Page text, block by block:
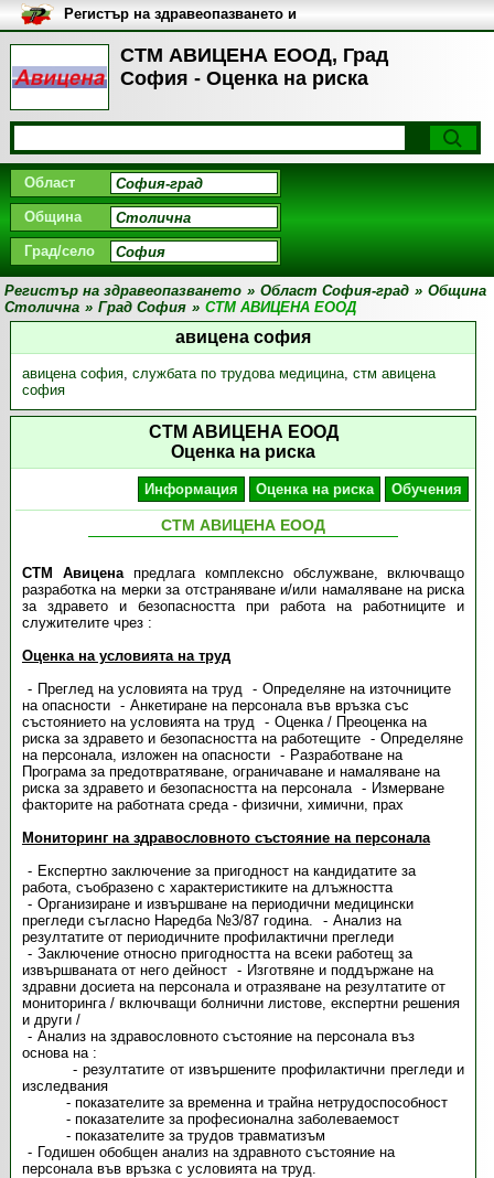
СТМ АВИЦЕНА ЕООД, Град
София - Оценка на риска
Регистър на здравеопазването и
медицинските заведения в
България
Област
Община
Град/село
Регистър на здравеопазването » Област София-град » Община
Столична » Град София » СТМ АВИЦЕНА ЕООД
авицена софия
авицена софия, службата по трудова медицина, стм авицена
софия
СТМ АВИЦЕНА ЕООД
Оценка на риска
Информация Оценка на риска Обучения
СТМ АВИЦЕНА ЕООД
СТМ Авиценапредлага комплексно обслужване, включващо
разработка на мерки за отстраняване и/или намаляване на риска
за здравето и безопасността при работа на работниците и
служителите чрез :
Оценка на условията на труд
Преглед на условията на труд
Определяне на източниците
на опасности
Анкетиране на персонала във връзка със
състоянието на условията на труд
Оценка / Преоценка на
риска за здравето и безопасността на работещите
Определяне
на персонала, изложен на опасности
Разработване на
Програма за предотвратяване, ограничаване и намаляване на
риска за здравето и безопасността на персонала
Измерване
факторите на работната среда - физични, химични, прах
Мониторинг на здравословното състояние на персонала
Експертно заключение за пригодност на кандидатите за
работа, съобразено с характеристиките на длъжността
Организиране и извършване на периодични медицински
прегледи съгласно Наредба №3/87 година.
Анализ на
резултатите от периодичните профилактични прегледи
Заключение относно пригодността на всеки работещ за
извършваната от него дейност
Изготвяне и поддържане на
здравни досиета на персонала и отразяване на резултатите от
мониторинга / включващи болнични листове, експертни решения
и други /
Анализ на здравословното състояние на персонала въз
основа на :
- резултатите от извършените профилактични прегледи и
изследвания
- показателите за временна и трайна нетрудоспособност
- показателите за професионална заболеваемост
- показателите за трудов травматизъм
Годишен обобщен анализ на здравното състояние на
персонала във връзка с условията на труд.